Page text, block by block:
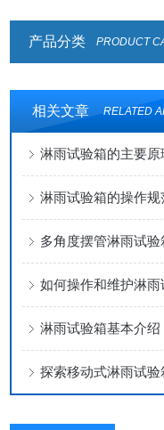
产品分类 PRODUCT
相关文章 RELATED
淋雨试验箱的主要原
淋雨试验箱的操作规
多角度摆管淋雨试
如何操作和维护淋雨
淋雨试验箱基本介绍
探索移动式淋雨试